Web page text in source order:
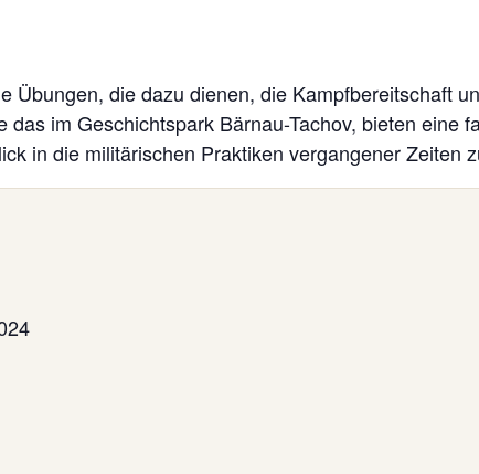
Übungen, die dazu dienen, die Kampfbereitschaft
im Geschichtspark Bärnau-Tachov, bieten eine
in die militärischen Praktiken vergangener Zeiten